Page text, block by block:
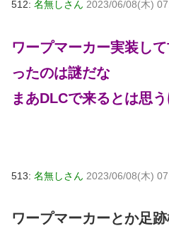
512: 名無しさん 2023/06/08(木)
ワープマーカー実装し
ったのは謎だな
まあDLCで来るとは思
513: 名無しさん 2023/06/08(木)
ワープマーカーとか足